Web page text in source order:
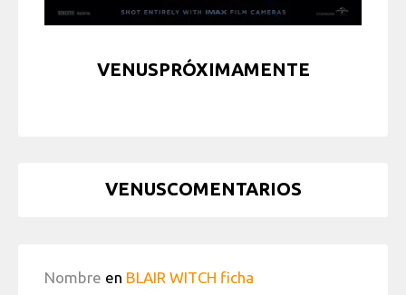
VENUSPRÓXIMAMENTE
VENUSCOMENTARIOS
Nombre en BLAIR WITCH ficha